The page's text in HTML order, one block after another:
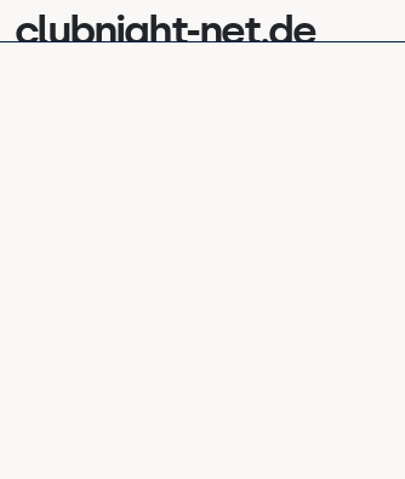
clubnight-net.de